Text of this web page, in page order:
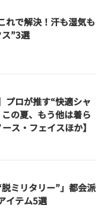
れで解決！汗も湿気も
”3選
プロが推す“快適シャ
の夏、もう他は着ら
ス・フェイスほか】
脱ミリタリー”」都会派
イテム5選